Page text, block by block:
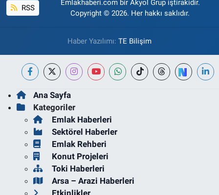
RSS
Emlakhaberi.com bir Akyol Grup iştirakidir.
Copyright © 2026. Her hakkı saklıdır.
Haber Yazılımı: TE Bilişim
Ana Sayfa
Kategoriler
Emlak Haberleri
Sektörel Haberler
Emlak Rehberi
Konut Projeleri
Toki Haberleri
Arsa – Arazi Haberleri
Etkinlikler